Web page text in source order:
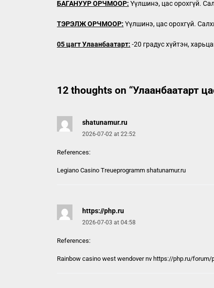
БАГАНУУР ОРЧМООР: Үүлшинэ, цас орохгүй.
ТЭРЭЛЖ ОРЧМООР: Үүлшинэ, цас орохгүй.
05 цагт Улаанбаатарт: -20 градус хүйтэн,
12 thoughts on “Улаанбаатарт
shatunamur.ru
2026-07-02 at 22:52
References:
Legiano Casino Treueprogramm shatunamur.ru
https://php.ru
2026-07-03 at 04:58
References:
Rainbow casino west wendover nv https://php.ru/forum/